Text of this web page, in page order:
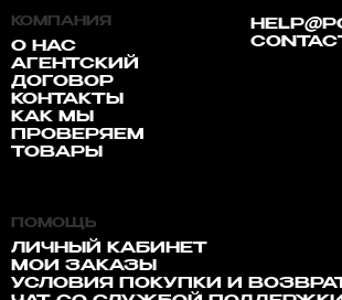
КОМПАНИЯ
О НАС
АГЕНТСКИЙ
ДОГОВОР
КОНТАКТЫ
КАК МЫ
ПРОВЕРЯЕМ
ТОВАРЫ
ПОМОЩЬ
ЛИЧНЫЙ КАБИНЕТ
МОИ ЗАКАЗЫ
УСЛОВИЯ ПОКУПКИ И